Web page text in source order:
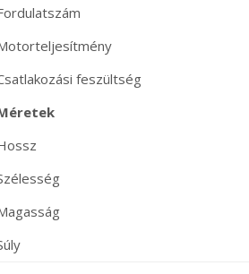
feszültség